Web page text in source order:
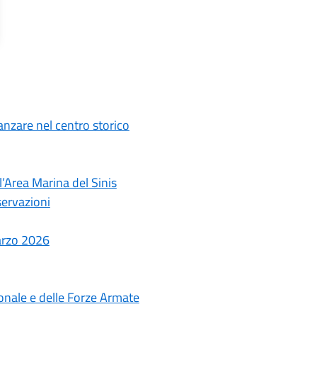
nel centro storico
Marina del Sinis
2026
e delle Forze Armate